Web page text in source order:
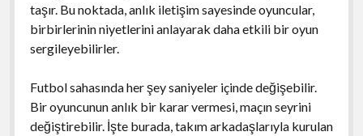
taşır. Bu noktada, anlık iletişim sayesinde oyuncular,
birbirlerinin niyetlerini anlayarak daha etkili bir oyun
sergileyebilirler.
Futbol sahasında her şey saniyeler içinde değişebilir.
Bir oyuncunun anlık bir karar vermesi, maçın seyrini
değiştirebilir. İşte burada, takım arkadaşlarıyla kurulan